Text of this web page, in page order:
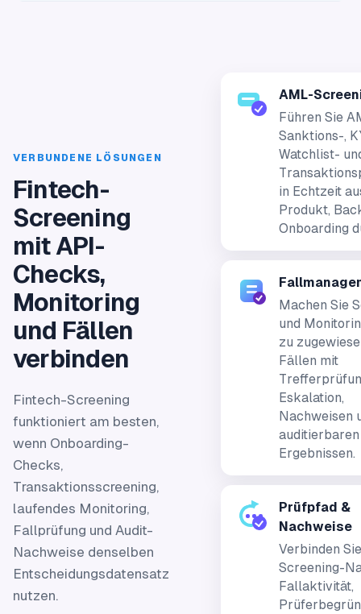
VERBUNDENE LÖSUNGEN
Fintech-
Screening
mit API-
Checks,
Monitoring
und Fällen
verbinden
Fintech-Screening
funktioniert am besten,
wenn Onboarding-
Checks,
Transaktionsscreening,
laufendes Monitoring,
Fallprüfung und Audit-
Nachweise denselben
Entscheidungsdatensatz
nutzen.
AML-
Führen Sie
Sanktions-,
Watchlist-
in Echtzeit
Produkt,
Onboarding
Machen Sie
und
zu
Fällen mit
Eskalation,
Nachweisen
auditierbaren
Ergebnissen.
Prüfpfad &
Nachweise
Verbinden Sie
Screening-
Fallaktivität,